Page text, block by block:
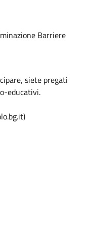
Barriere
siete pregati
educativi.